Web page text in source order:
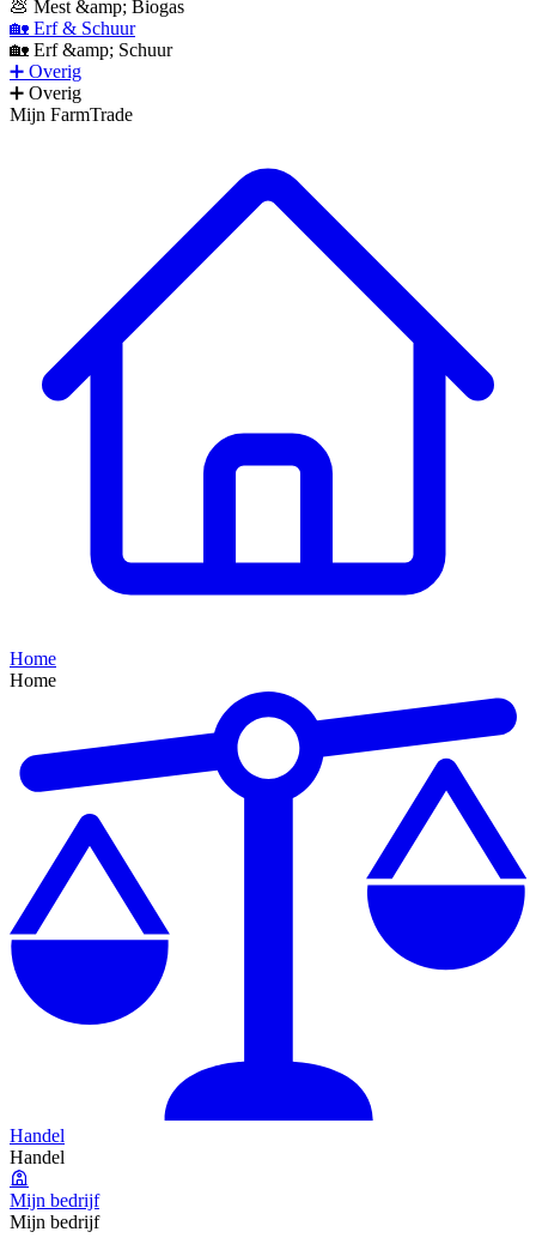
💩 Mest &amp; Biogas
🏡 Erf & Schuur
🏡 Erf &amp; Schuur
➕ Overig
➕ Overig
Mijn FarmTrade
Home
Home
Handel
Handel
Mijn bedrijf
Mijn bedrijf